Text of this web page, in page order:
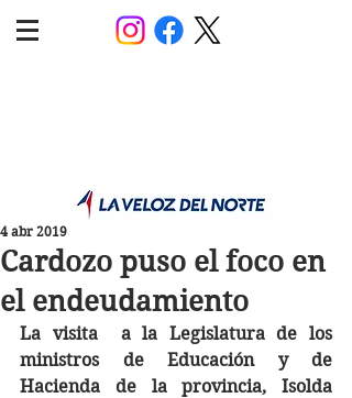
Cardozo puso el foco en
el endeudamiento
4 abr 2019
La visita  a la Legislatura de los
ministros de Educación y de
Hacienda de la provincia, Isolda